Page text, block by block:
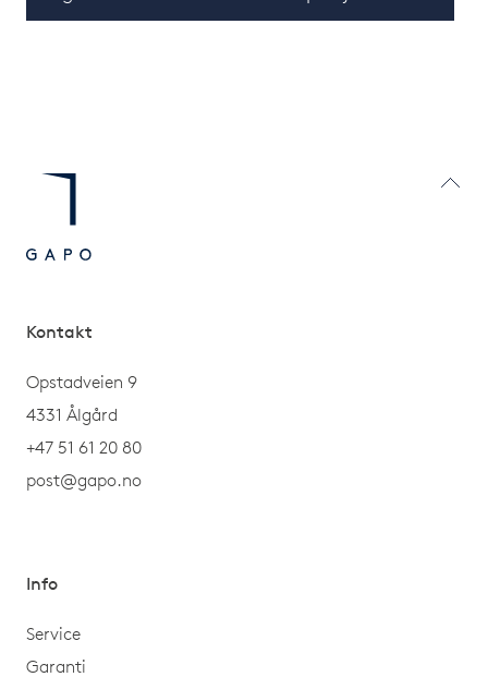
Kontakt
Opstadveien 9
4331 Ålgård
+47 51 61 20 80
post@gapo.no
Info
Service
Garanti